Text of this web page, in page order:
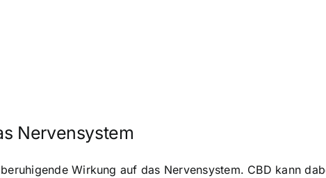
Nervensystem
Wirkung auf das Nervensystem. CBD kann